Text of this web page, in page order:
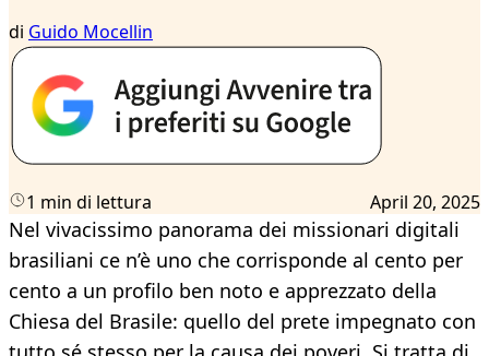
di Guido Mocellin
1 min di lettura April 20, 2025
Nel vivacissimo panorama dei missionari digitali
brasiliani ce n’è uno che corrisponde al cento per
cento a un profilo ben noto e apprezzato della
Chiesa del Brasile: quello del prete impegnato con